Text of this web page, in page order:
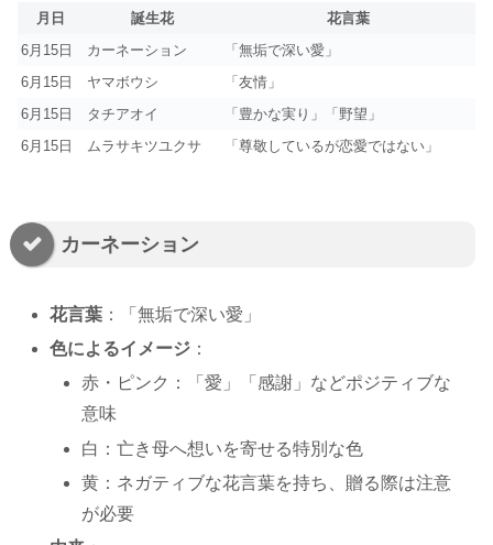
月日 誕生花
花言葉
6月15日
カーネーション
「無垢で深い愛」
6月15日
ヤマボウシ
「友情」
6月15日
タチアオイ
「豊かな実り」「野望」
6月15日
ムラサキツユクサ 「尊敬しているが恋愛ではない」
カーネーション
花言葉 ：「無垢で深い愛」
色によるイメージ ：
赤・ピンク：「愛」「感謝」などポジティブな
意味
白：亡き母へ想いを寄せる特別な色
黄：ネガティブな花言葉を持ち、贈る際は注意
が必要